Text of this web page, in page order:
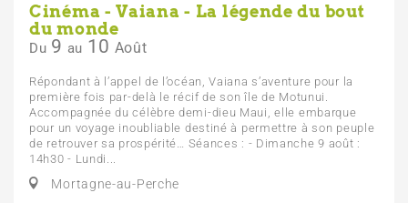
Cinéma - Vaiana - La légende du bout
du monde
Du 9 au 10 Août
Répondant à l’appel de l’océan, Vaiana s’aventure pour la
première fois par-delà le récif de son île de Motunui.
Accompagnée du célèbre demi-dieu Maui, elle embarque
pour un voyage inoubliable destiné à permettre à son peuple
de retrouver sa prospérité… Séances : - Dimanche 9 août :
14h30 - Lundi...
Mortagne-au-Perche